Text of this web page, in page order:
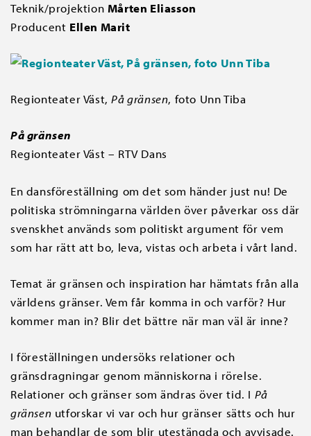
Teknik/projektion Mårten Eliasson
Producent Ellen Marit
Regionteater Väst,På gränsen, foto Unn Tiba
På gränsen
Regionteater Väst – RTV Dans
En dansföreställning om det som händer just nu! De
politiska strömningarna världen över påverkar oss där
svenskhet används som politiskt argument för vem
som har rätt att bo, leva, vistas och arbeta i vårt land.
Temat är gränsen och inspiration har hämtats från alla
världens gränser. Vem får komma in och varför? Hur
kommer man in? Blir det bättre när man väl är inne?
I föreställningen undersöks relationer och
gränsdragningar genom människorna i rörelse.
Relationer och gränser som ändras över tid. I På
gränsen utforskar vi var och hur gränser sätts och hur
man behandlar de som blir utestängda och avvisade.